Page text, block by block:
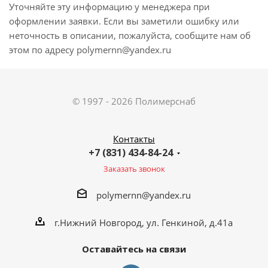
Уточняйте эту информацию у менеджера при
оформлении заявки. Если вы заметили ошибку или
неточность в описании, пожалуйста, сообщите нам об
этом по адресу polymernn@yandex.ru
© 1997 - 2026 Полимерснаб
Контакты
+7 (831) 434-84-24
Заказать звонок
polymernn@yandex.ru
г.Нижний Новгород, ул. Генкиной, д.41а
Оставайтесь на связи